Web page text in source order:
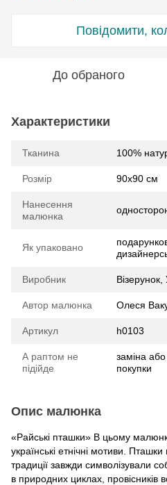
Повідомити,
До обраного
Характеристики
Тканина 100%
Розмір 90х90 см
Нанесення
малюнка
Як упаковано
Виробник Візерунок,
Автор малюнка Олеся
Артикул h0103
А раптом не
підійде
заміна
покупки
Опис малюнка
«Райські пташки» В цьому
українські етнічні мотиви.
традиції завжди символізували
в природних циклах, провісників